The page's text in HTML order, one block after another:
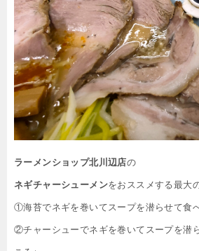
ラーメンショップ北川辺店の
ネギチャーシューメンをおススメする最大
①海苔でネギを巻いてスープを潜らせて食
②チャーシューでネギを巻いてスープを潜